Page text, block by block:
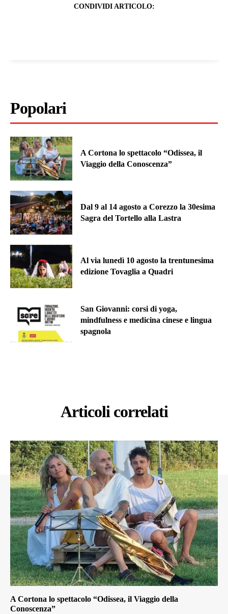
CONDIVIDI ARTICOLO:
Popolari
A Cortona lo spettacolo “Odissea, il
Viaggio della Conoscenza”
Dal 9 al 14 agosto a Corezzo la 30esima
Sagra del Tortello alla Lastra
Al via lunedì 10 agosto la trentunesima
edizione Tovaglia a Quadri
San Giovanni: corsi di yoga,
mindfulness e medicina cinese e lingua
spagnola
Articoli correlati
A Cortona lo spettacolo “Odissea, il Viaggio della
Conoscenza”